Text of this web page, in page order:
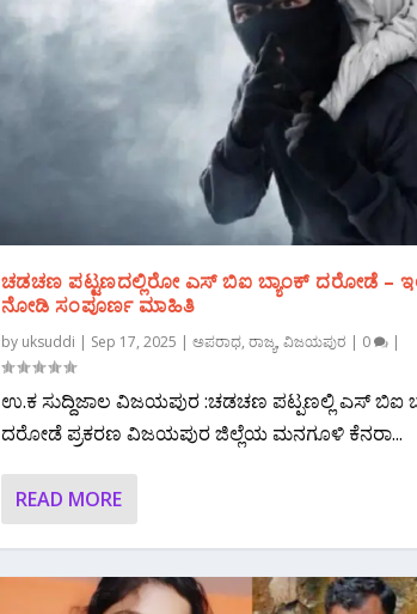
ಚಡಚಣ ಪಟ್ಟಣದಲ್ಲಿರೋ ಎಸ್ ಬಿಐ ಬ್ಯಾಂಕ್ ದರೋಡೆ –
ನೋಡಿ ಸಂಪೂರ್ಣ ಮಾಹಿತಿ
by uksuddi | Sep 17, 2025 | ಅಪರಾಧ, ರಾಜ್ಯ, ವಿಜಯಪುರ | 0 |
ಉ.ಕ ಸುದ್ದಿಜಾಲ ವಿಜಯಪುರ :ಚಡಚಣ ಪಟ್ಪಣಲ್ಲಿ ಎಸ್ ಬಿಐ
ದರೋಡೆ ಪ್ರಕರಣ ವಿಜಯಪುರ ಜಿಲ್ಲೆಯ ಮನಗೂಳಿ ಕೆನರಾ...
READ MORE